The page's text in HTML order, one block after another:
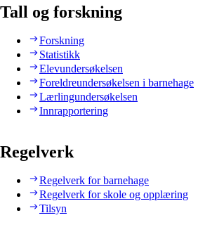
Tall og forskning
Forskning
Statistikk
Elevundersøkelsen
Foreldreundersøkelsen i barnehage
Lærlingundersøkelsen
Innrapportering
Regelverk
Regelverk for barnehage
Regelverk for skole og opplæring
Tilsyn